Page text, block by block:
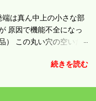
県の作況指数は98だと
が正しいと思うが こん
食協という米を扱う会
ウンカの被害と トリプル
端は真ん中上の小さな部
原因で機能不全になっ
） この丸い穴の空いた
ーになっている。 シャ
。 部品のステンレスの
続きを読む